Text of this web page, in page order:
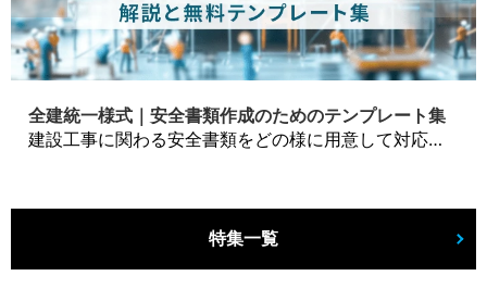
全建統一様式｜安全書類作成のためのテンプレート集
建設工事に関わる安全書類をどの様に用意して対応するか？関連書式テンプレートから書き方の注意点などの役立つコラムをbizoceanがお届けします。
特集一覧